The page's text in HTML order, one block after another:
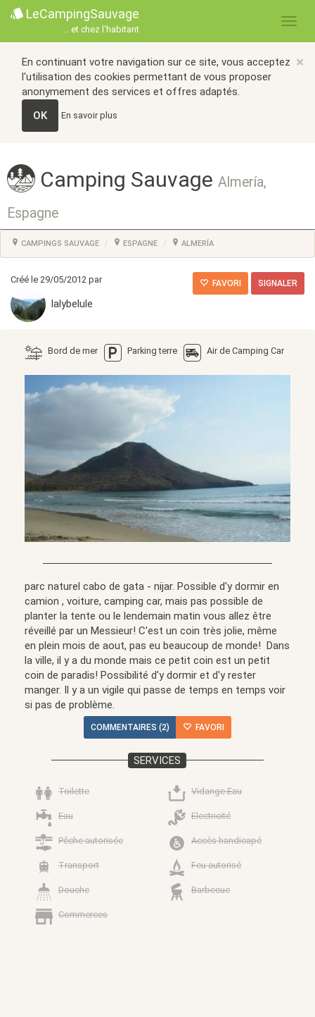
LeCampingSauvage
... et chez l'habitant
×
En continuant votre navigation sur ce site, vous acceptez
l'utilisation des cookies permettant de vous proposer
anonymement des services et offres adaptés.
OK
En savoir plus
Camping Sauvage Almería,
Espagne
CAMPINGS SAUVAGE ESPAGNE ALMERÍA
Créé le 29/05/2012 par
lalybelule
FAVORI SIGNALER
Bord de mer Parking terre Air de Camping Car
parc naturel cabo de gata - nijar. Possible d'y dormir en
camion , voiture, camping car, mais pas possible de
planter la tente ou le lendemain matin vous allez être
réveillé par un Messieur! C'est un coin très jolie, même
en plein mois de aout, pas eu beaucoup de monde! Dans
la ville, il y a du monde mais ce petit coin est un petit
coin de paradis! Possibilité d'y dormir et d'y rester
manger. Il y a un vigile qui passe de temps en temps voir
si pas de problème.
COMMENTAIRES (2) FAVORI
SERVICES
Toilette Vidange Eau
Eau Electricité
Pêche autorisée Accès handicapé
Transport Feu autorisé
Douche Barbecue
Commerces